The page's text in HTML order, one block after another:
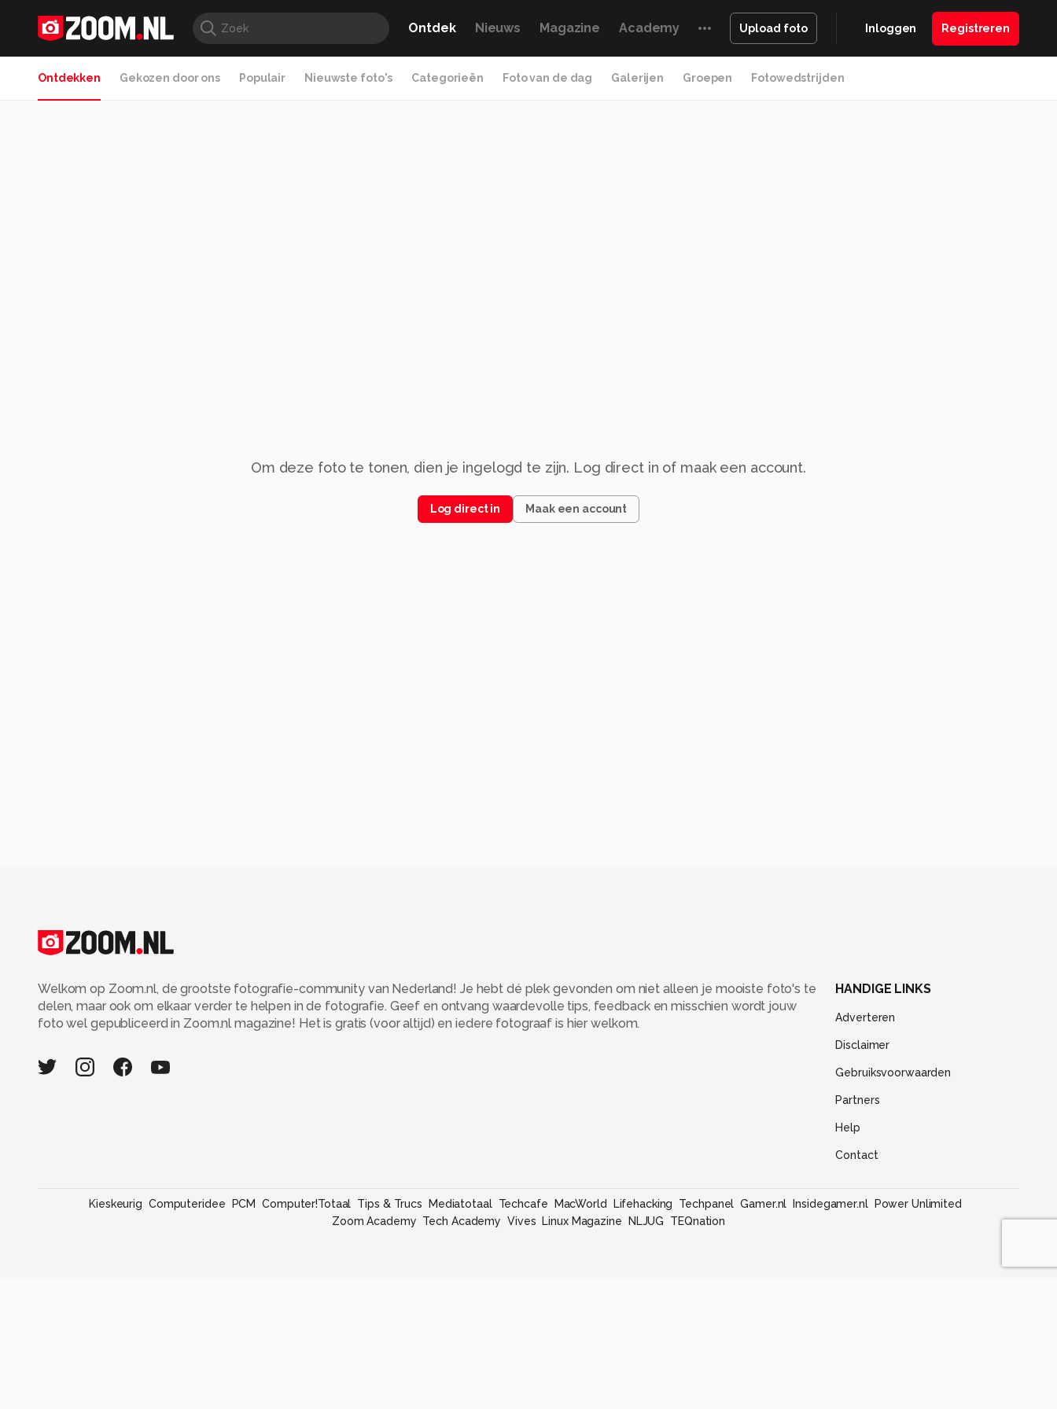
Ontdek Nieuws Magazine Academy Upload foto Inloggen Registreren
Ontdekken Gekozen door ons Populair Nieuwste foto's Categorieën Foto van de dag Galerijen Groepen Fotowedstrijden
Om deze foto te tonen, dien je ingelogd te zijn. Log direct in of maak een account.
Log direct in Maak een account
Welkom op Zoom.nl, de grootste fotografie-community van Nederland! Je hebt dé plek gevonden om niet alleen je mooiste foto's te
delen, maar ook om elkaar verder te helpen in de fotografie. Geef en ontvang waardevolle tips, feedback en misschien wordt jouw
foto wel gepubliceerd in Zoom.nl magazine! Het is gratis (voor altijd) en iedere fotograaf is hier welkom.
HANDIGE LINKS
Adverteren
Disclaimer
Gebruiksvoorwaarden
Partners
Help
Contact
Kieskeurig Computeridee PCM Computer!Totaal Tips & Trucs Mediatotaal Techcafe MacWorld Lifehacking Techpanel Gamer.nl Insidegamer.nl
Power Unlimited
Zoom Academy Tech Academy Vives Linux Magazine NLJUG TEQnation